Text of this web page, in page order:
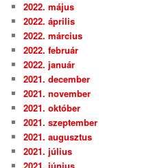
2022. május
2022. április
2022. március
2022. február
2022. január
2021. december
2021. november
2021. október
2021. szeptember
2021. augusztus
2021. július